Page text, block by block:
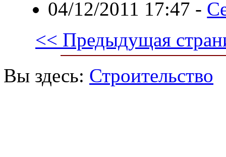
04/12/2011 17:47 -
<< Предыдущая
Вы здесь: Строительство